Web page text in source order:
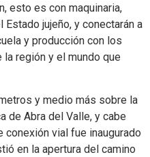
esto es con maquinaria,
jujeño, y conectarán a
y producción con los
región y el mundo que
y medio más sobre la
de Abra del Valle, y cabe
vial fue inaugurado
en la apertura del camino